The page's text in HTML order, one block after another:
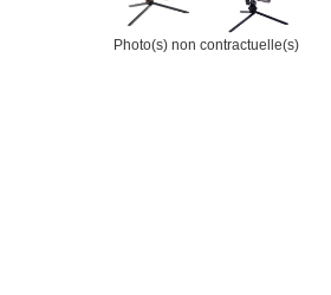
Photo(s) non contractuelle(s)